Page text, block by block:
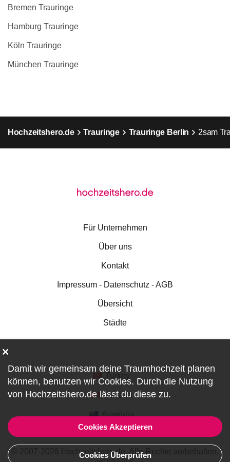
Bremen Trauringe
Hamburg Trauringe
Köln Trauringe
München Trauringe
Hochzeitshero.de Trauringe Trauringe Berlin 2sam
Für Unternehmen
Über uns
Kontakt
Impressum - Datenschutz - AGB
Übersicht
Städte
Canada
Australia
© 2007-2026 Hochzeitshero.de. Alle Rechte vorbehalten.
ref:DF0-1-0792
Damit wir gemeinsam deine Traumhochzeit planen
können, benutzen wir Cookies. Durch die Nutzung
von Hochzeitshero.de lässt du diese zu.
Cookies Akzeptieren
Cookies Überprüfen